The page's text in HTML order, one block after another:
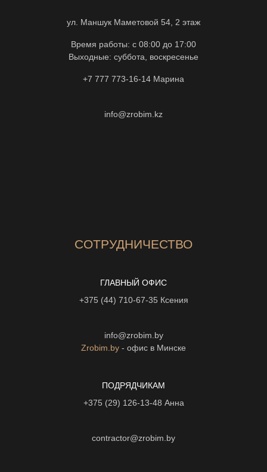
ул. Маншук Маметовой 54, 2 этаж
Время работы: с 08:00 до 17:00
Выходные: суббота, воскресенье
+7 777 773-16-14 Марина
info@zrobim.kz
СОТРУДНИЧЕСТВО
ГЛАВНЫЙ ОФИС
+375 (44) 710-67-35 Ксения
info@zrobim.by
Zrobim.by - офис в Минске
ПОДРЯДЧИКАМ
+375 (29) 126-13-48 Анна
contractor@zrobim.by